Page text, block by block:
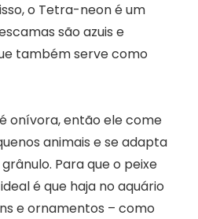
o Tetra-neon é um
são azuis e
também serve como
onívora, então ele come
animais e se adapta
Para que o peixe
é que haja no aquário
e ornamentos – como